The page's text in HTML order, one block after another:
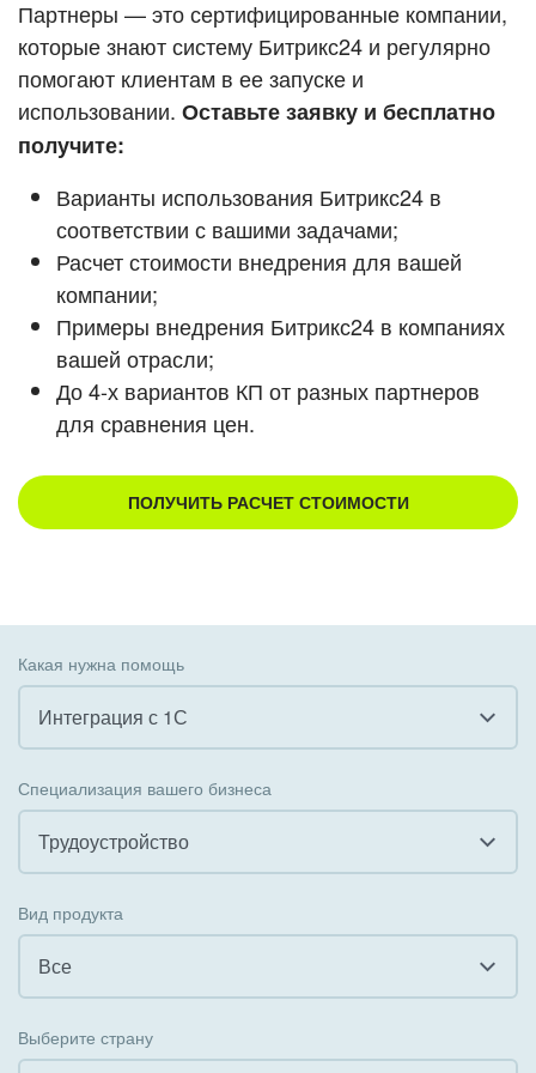
ВХОД
ВХОД
Смотреть видеокейсы
Партнеры — это сертифицированные компании,
которые знают систему Битрикс24 и регулярно
помогают клиентам в ее запуске и
использовании. Оставьте заявку и бесплатно
получите:
Варианты использования Битрикс24 в
соответствии с вашими задачами;
Расчет стоимости внедрения для вашей
компании;
Примеры внедрения Битрикс24 в компаниях
вашей отрасли;
До 4-х вариантов КП от разных партнеров
для сравнения цен.
ПОЛУЧИТЬ РАСЧЕТ СТОИМОСТИ
Какая нужна помощь
Интеграция с 1С
Внедрение КЭДО
Интеграция с 1С
Внедрение Бизнес-процессов
Специализация вашего бизнеса
Трудоустройство
Государственные организации
Коммунальные услуги, ЖКХ
Вид продукта
Все
Выберите страну